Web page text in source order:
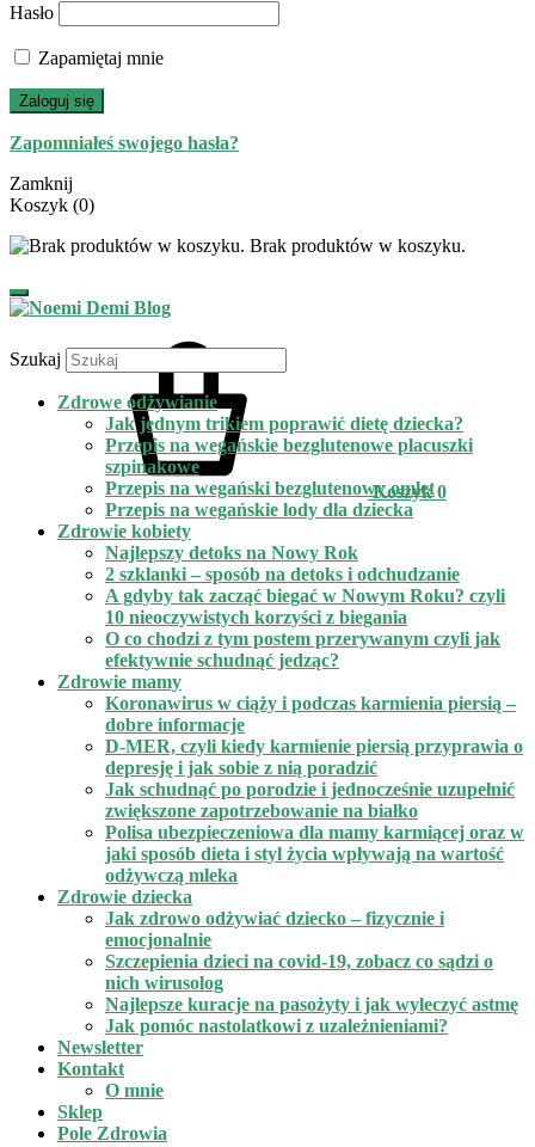
Hasło
Zapamiętaj mnie
Zaloguj się
Zapomniałeś swojego hasła?
Zamknij
Koszyk (0)
Brak produktów w koszyku.
Koszyk 0
Szukaj
Zdrowe odżywianie
Jak jednym trikiem poprawić dietę dziecka?
Przepis na wegańskie bezglutenowe placuszki
szpinakowe
Przepis na wegański bezglutenowy omlet
Przepis na wegańskie lody dla dziecka
Zdrowie kobiety
Najlepszy detoks na Nowy Rok
2 szklanki – sposób na detoks i odchudzanie
A gdyby tak zacząć biegać w Nowym Roku? czyli
10 nieoczywistych korzyści z biegania
O co chodzi z tym postem przerywanym czyli jak
efektywnie schudnąć jedząc?
Zdrowie mamy
Koronawirus w ciąży i podczas karmienia piersią –
dobre informacje
D-MER, czyli kiedy karmienie piersią przyprawia o
depresję i jak sobie z nią poradzić
Jak schudnąć po porodzie i jednocześnie uzupełnić
zwiększone zapotrzebowanie na białko
Polisa ubezpieczeniowa dla mamy karmiącej oraz w
jaki sposób dieta i styl życia wpływają na wartość
odżywczą mleka
Zdrowie dziecka
Jak zdrowo odżywiać dziecko – fizycznie i
emocjonalnie
Szczepienia dzieci na covid-19, zobacz co sądzi o
nich wirusolog
Najlepsze kuracje na pasożyty i jak wyleczyć astmę
Jak pomóc nastolatkowi z uzależnieniami?
Newsletter
Kontakt
O mnie
Sklep
Pole Zdrowia